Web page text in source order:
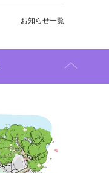
お知らせ一覧